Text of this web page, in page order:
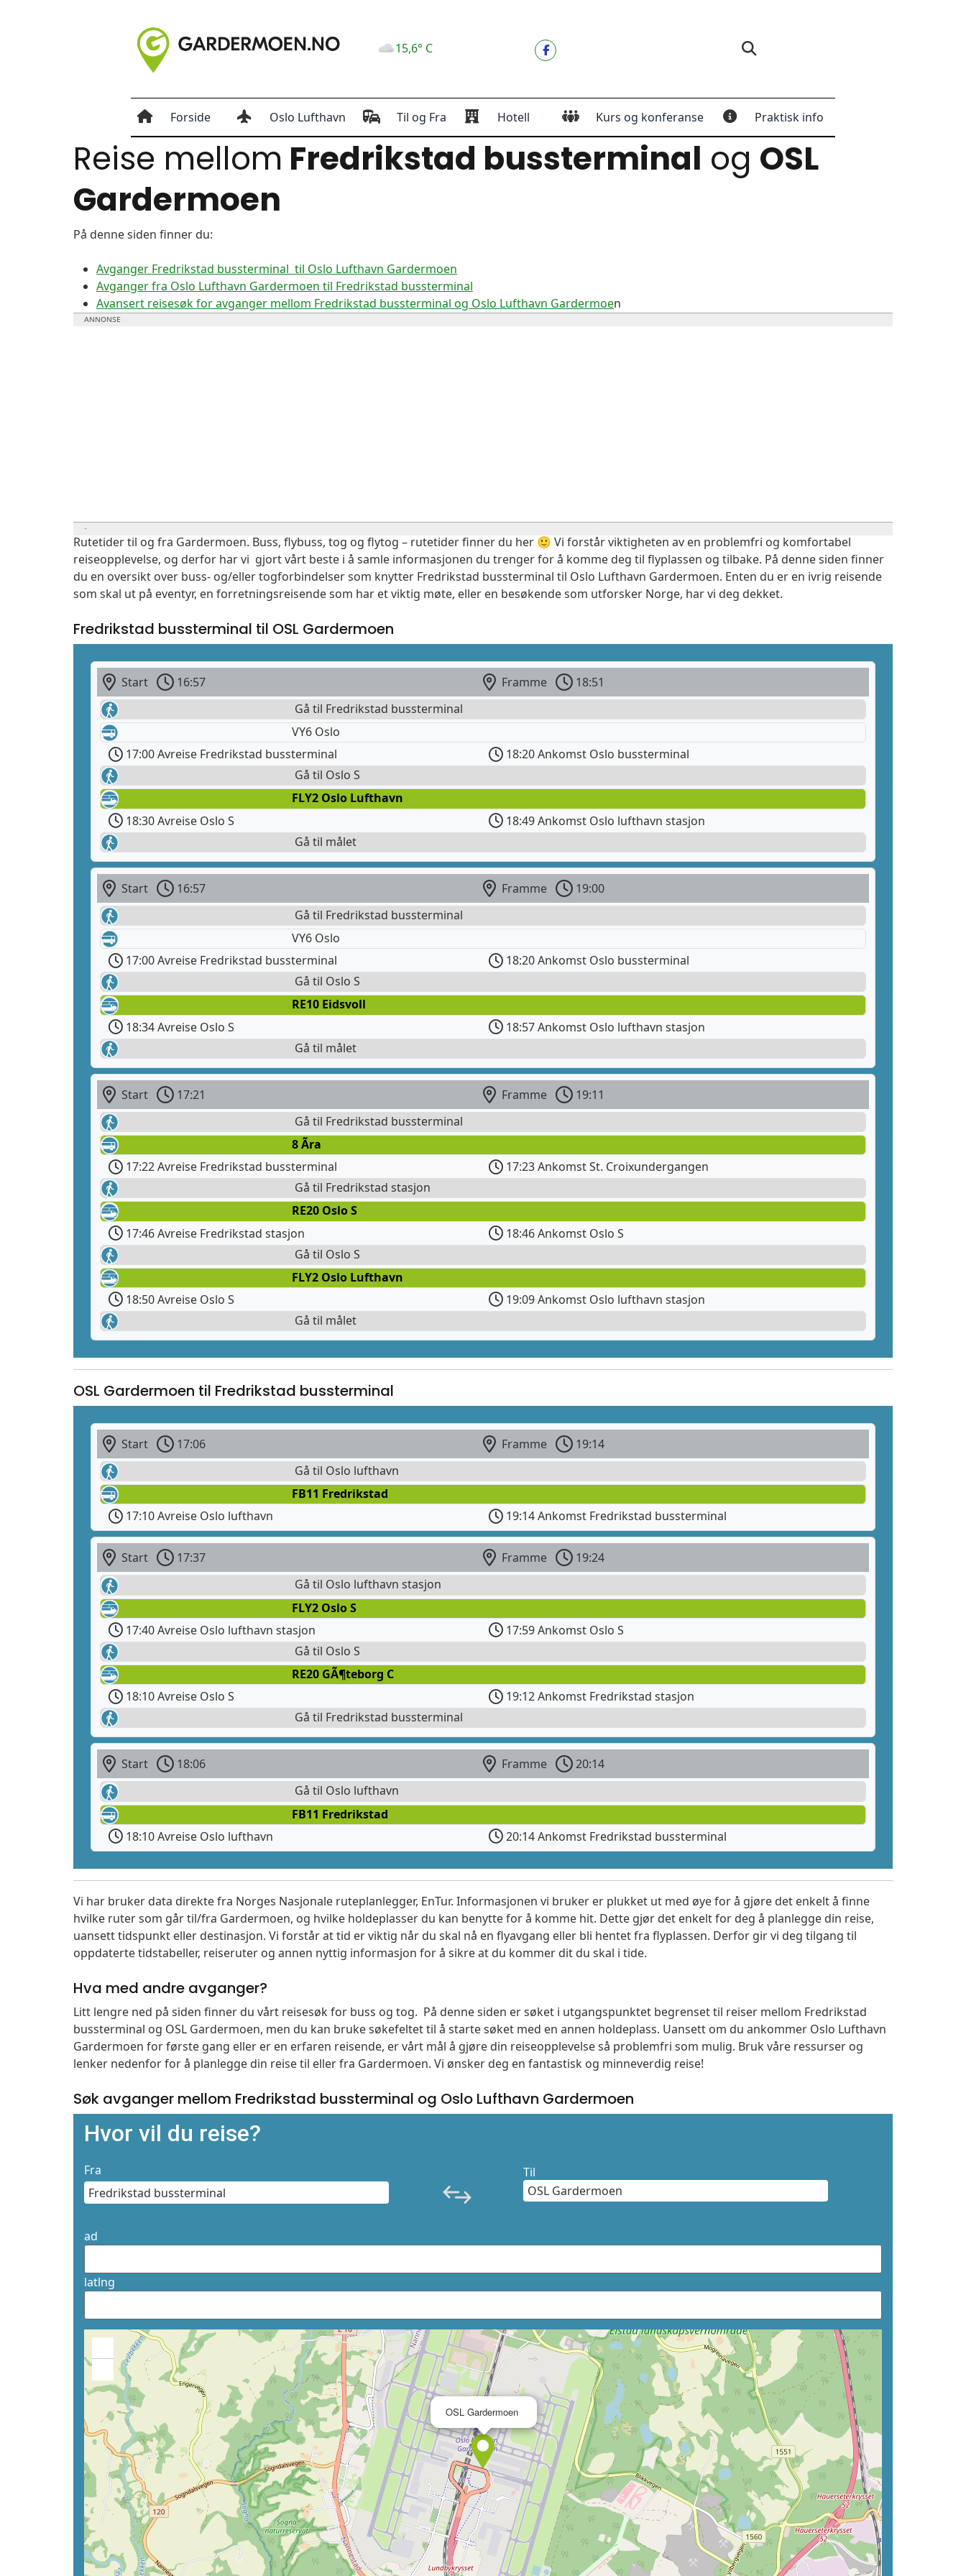
15,6° C
Forside Oslo Lufthavn Til og Fra Hotell Kurs og konferanse Praktisk info
Reise mellom Fredrikstad bussterminal og OSL
Gardermoen
På denne siden finner du:
Avganger Fredrikstad bussterminal til Oslo Lufthavn Gardermoen
Avganger fra Oslo Lufthavn Gardermoen til Fredrikstad bussterminal
Avansert reisesøk for avganger mellom Fredrikstad bussterminal og Oslo Lufthavn Gardermoen
Rutetider til og fra Gardermoen. Buss, flybuss, tog og flytog – rutetider finner du her 🙂 Vi forstår viktigheten av en problemfri og komfortabel
reiseopplevelse, og derfor har vi gjort vårt beste i å samle informasjonen du trenger for å komme deg til flyplassen og tilbake. På denne siden finner
du en oversikt over buss- og/eller togforbindelser som knytter Fredrikstad bussterminal til Oslo Lufthavn Gardermoen. Enten du er en ivrig reisende
som skal ut på eventyr, en forretningsreisende som har et viktig møte, eller en besøkende som utforsker Norge, har vi deg dekket.
Fredrikstad bussterminal til OSL Gardermoen
Start 16:57 Framme
18:51
Gå til Fredrikstad bussterminal
VY6 Oslo
17:00 Avreise Fredrikstad bussterminal
18:20 Ankomst Oslo bussterminal
Gå til Oslo S
FLY2 Oslo Lufthavn
18:30 Avreise Oslo S
18:49 Ankomst Oslo lufthavn stasjon
Gå til målet
Start 16:57 Framme
19:00
Gå til Fredrikstad bussterminal
VY6 Oslo
17:00 Avreise Fredrikstad bussterminal
18:20 Ankomst Oslo bussterminal
Gå til Oslo S
RE10 Eidsvoll
18:34 Avreise Oslo S
18:57 Ankomst Oslo lufthavn stasjon
Gå til målet
Start 17:21 Framme
19:11
Gå til Fredrikstad bussterminal
8 Ãra
17:22 Avreise Fredrikstad bussterminal
17:23 Ankomst St. Croixundergangen
Gå til Fredrikstad stasjon
RE20 Oslo S
17:46 Avreise Fredrikstad stasjon
18:46 Ankomst Oslo S
Gå til Oslo S
FLY2 Oslo Lufthavn
18:50 Avreise Oslo S
19:09 Ankomst Oslo lufthavn stasjon
Gå til målet
OSL Gardermoen til Fredrikstad bussterminal
Start 17:06 Framme
19:14
Gå til Oslo lufthavn
FB11 Fredrikstad
17:10 Avreise Oslo lufthavn
19:14 Ankomst Fredrikstad bussterminal
Start 17:37 Framme
19:24
Gå til Oslo lufthavn stasjon
FLY2 Oslo S
17:40 Avreise Oslo lufthavn stasjon
17:59 Ankomst Oslo S
Gå til Oslo S
RE20 GÃ¶teborg C
18:10 Avreise Oslo S
19:12 Ankomst Fredrikstad stasjon
Gå til Fredrikstad bussterminal
Start 18:06 Framme
20:14
Gå til Oslo lufthavn
FB11 Fredrikstad
18:10 Avreise Oslo lufthavn
20:14 Ankomst Fredrikstad bussterminal
Vi har bruker data direkte fra Norges Nasjonale ruteplanlegger, EnTur. Informasjonen vi bruker er plukket ut med øye for å gjøre det enkelt å finne
hvilke ruter som går til/fra Gardermoen, og hvilke holdeplasser du kan benytte for å komme hit. Dette gjør det enkelt for deg å planlegge din reise,
uansett tidspunkt eller destinasjon. Vi forstår at tid er viktig når du skal nå en flyavgang eller bli hentet fra flyplassen. Derfor gir vi deg tilgang til
oppdaterte tidstabeller, reiseruter og annen nyttig informasjon for å sikre at du kommer dit du skal i tide.
Hva med andre avganger?
Litt lengre ned på siden finner du vårt reisesøk for buss og tog. På denne siden er søket i utgangspunktet begrenset til reiser mellom Fredrikstad
bussterminal og OSL Gardermoen, men du kan bruke søkefeltet til å starte søket med en annen holdeplass. Uansett om du ankommer Oslo Lufthavn
Gardermoen for første gang eller er en erfaren reisende, er vårt mål å gjøre din reiseopplevelse så problemfri som mulig. Bruk våre ressurser og
lenker nedenfor for å planlegge din reise til eller fra Gardermoen. Vi ønsker deg en fantastisk og minneverdig reise!
Søk avganger mellom Fredrikstad bussterminal og Oslo Lufthavn Gardermoen
Hvor vil du reise?
Fra Til
ad
latlng
OSL Gardermoen